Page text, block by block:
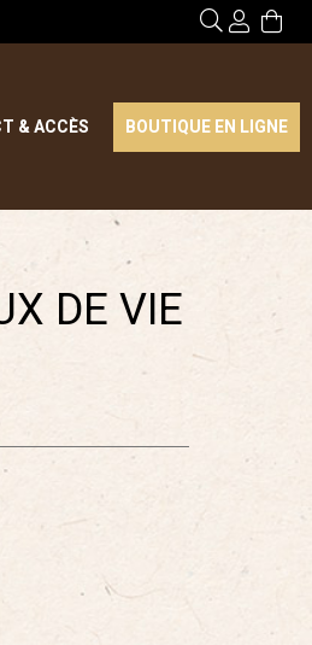
& ACCÈS BOUTIQUE EN LIGNE
DE VIE